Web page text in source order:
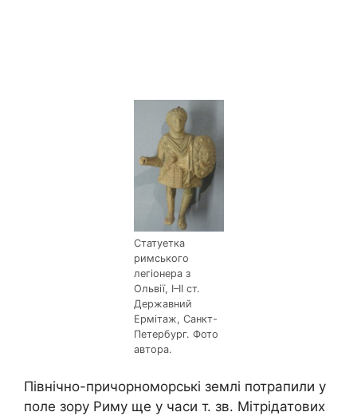
Статуетка
римського
легіонера з
Ольвії, І–ІІ ст.
Державний
Ермітаж, Санкт-
Петербург. Фото
автора.
Північно-причорноморські землі потрапили у
поле зору Риму ще у часи т. зв. Мітрідатових